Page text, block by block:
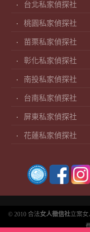
台北私家偵探社
桃園私家偵探社
苗栗私家偵探社
彰化私家偵探社
南投私家偵探社
台南私家偵探社
屏東私家偵探社
花蓮私家偵探社
© 2010 合法女人徵信社立案女